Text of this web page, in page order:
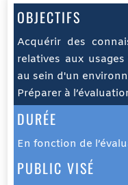
OBJECTIFS
Acquérir des
relatives aux
au sein d'un
Préparer à
DURÉE
En fonction de
PUBLIC VISÉ